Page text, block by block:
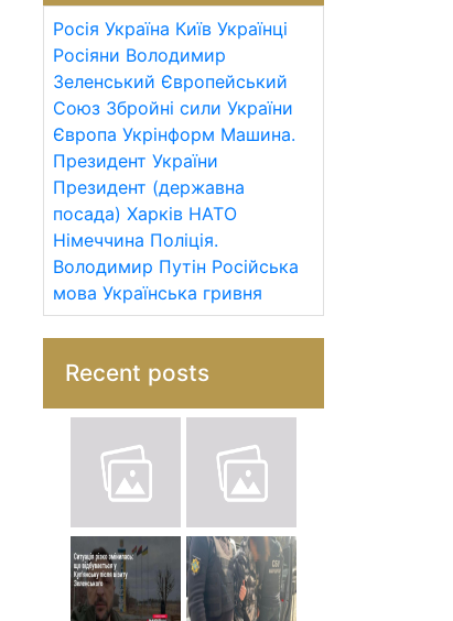
Росія Україна Київ Українці
Росіяни Володимир
Зеленський Європейський
Союз Збройні сили України
Європа Укрінформ Машина.
Президент України
Президент (державна
посада) Харків НАТО
Німеччина Поліція.
Володимир Путін Російська
мова Українська гривня
Recent posts